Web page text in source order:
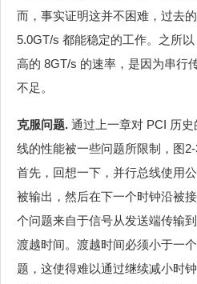
而，事实证明这并不困难，过去
5.0GT/s 都能稳定的工作。之所
高的 8GT/s 的速率，是因为串行
不足。
克服问题. 通过上一章对 PCI 历
线的性能被一些问题所限制，图
首先，回想一下，并行总线使用
被输出，然后在下一个时钟沿被
个问题来自于信号从发送端传输
渡越时间。渡越时间必须小于一
题，这使得难以通过继续减小时